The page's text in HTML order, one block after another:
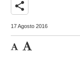
share
17 Agosto 2016